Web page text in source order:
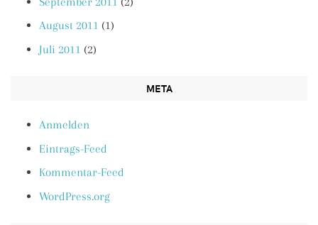
August 2011 (1)
Juli 2011 (2)
META
Anmelden
Eintrags-Feed
Kommentar-Feed
WordPress.org